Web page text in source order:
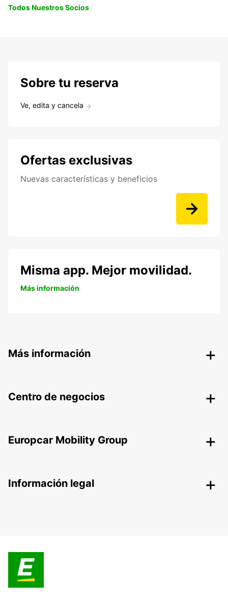
Todos Nuestros Socios
Sobre tu reserva
Ve, edita y cancela
Ofertas exclusivas
Nuevas características y beneficios
Misma app. Mejor movilidad.
Más información
Más información
Centro de negocios
Europcar Mobility Group
Información legal